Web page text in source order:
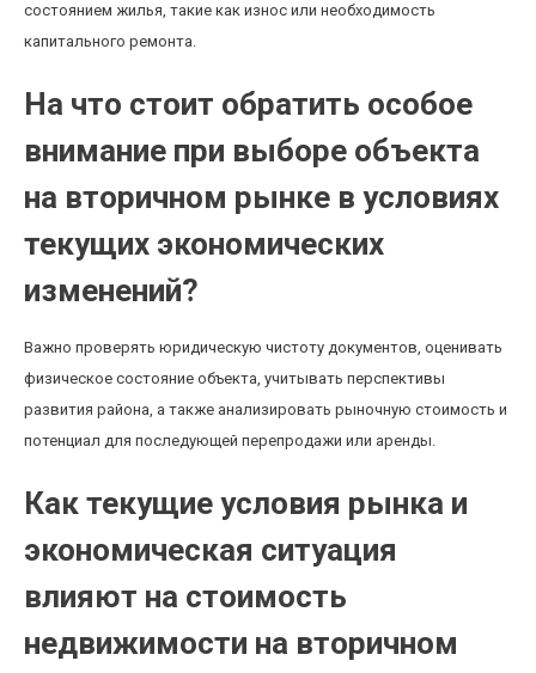
состоянием жилья, такие как износ или необходимость
капитального ремонта.
На что стоит обратить особое
внимание при выборе объекта
на вторичном рынке в условиях
текущих экономических
изменений?
Важно проверять юридическую чистоту документов, оценивать
физическое состояние объекта, учитывать перспективы
развития района, а также анализировать рыночную стоимость и
потенциал для последующей перепродажи или аренды.
Как текущие условия рынка и
экономическая ситуация
влияют на стоимость
недвижимости на вторичном